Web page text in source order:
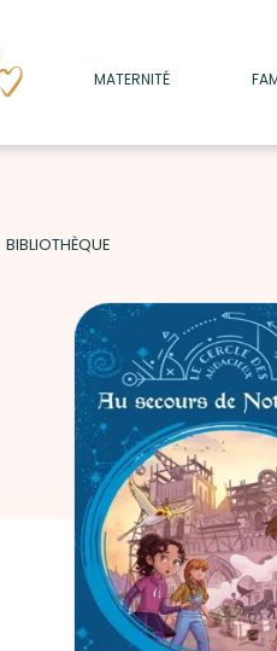
MATERNITÉ
+
+
BIBLIOTHÈQUE